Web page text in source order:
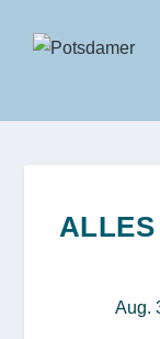
ALLES
Aug.